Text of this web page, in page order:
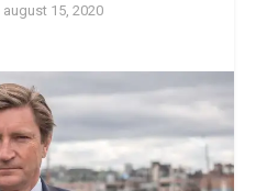
august 15, 2020